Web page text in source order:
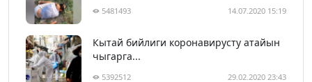
5481493 14.07.2020 15:19
Кытай бийлиги коронавирусту атайын
чыгарга...
5392512 29.02.2020 23:43